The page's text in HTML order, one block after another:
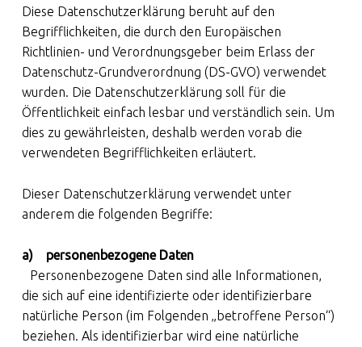
Diese Datenschutzerklärung beruht auf den
Begrifflichkeiten, die durch den Europäischen
Richtlinien- und Verordnungsgeber beim Erlass der
Datenschutz-Grundverordnung (DS-GVO) verwendet
wurden. Die Datenschutzerklärung soll für die
Öffentlichkeit einfach lesbar und verständlich sein. Um
dies zu gewährleisten, deshalb werden vorab die
verwendeten Begrifflichkeiten erläutert.
Dieser Datenschutzerklärung verwendet unter
anderem die folgenden Begriffe:
a) personenbezogene Daten
Personenbezogene Daten sind alle Informationen,
die sich auf eine identifizierte oder identifizierbare
natürliche Person (im Folgenden „betroffene Person“)
beziehen. Als identifizierbar wird eine natürliche